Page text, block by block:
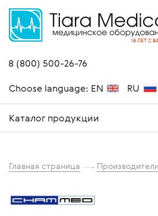
18 ЛЕТ С
8 (800) 500-26-76
Choose language: EN RU
Каталог продукции
Главная страница Производители